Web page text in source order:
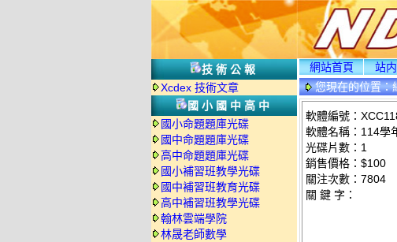
技術公報
Xcdex 技術文章
國小國中高中
國小命題題庫光碟
國中命題題庫光碟
高中命題題庫光碟
國小補習班教學光碟
國中補習班教育光碟
高中補習班教學光碟
翰林雲端學院
林晟老師數學
網站首頁 站
您現在的位置：
軟體編號：
軟體名稱：114學
光碟片數：1
銷售價格：$100
關注次數： 7804
關 鍵 字：